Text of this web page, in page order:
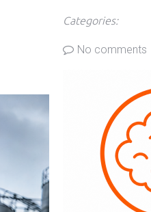
Categories:
No comments